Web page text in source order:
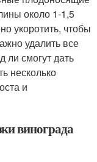
около 1-1,5
укоротить, чтобы
удалить все
ли смогут дать
несколько
и
винограда